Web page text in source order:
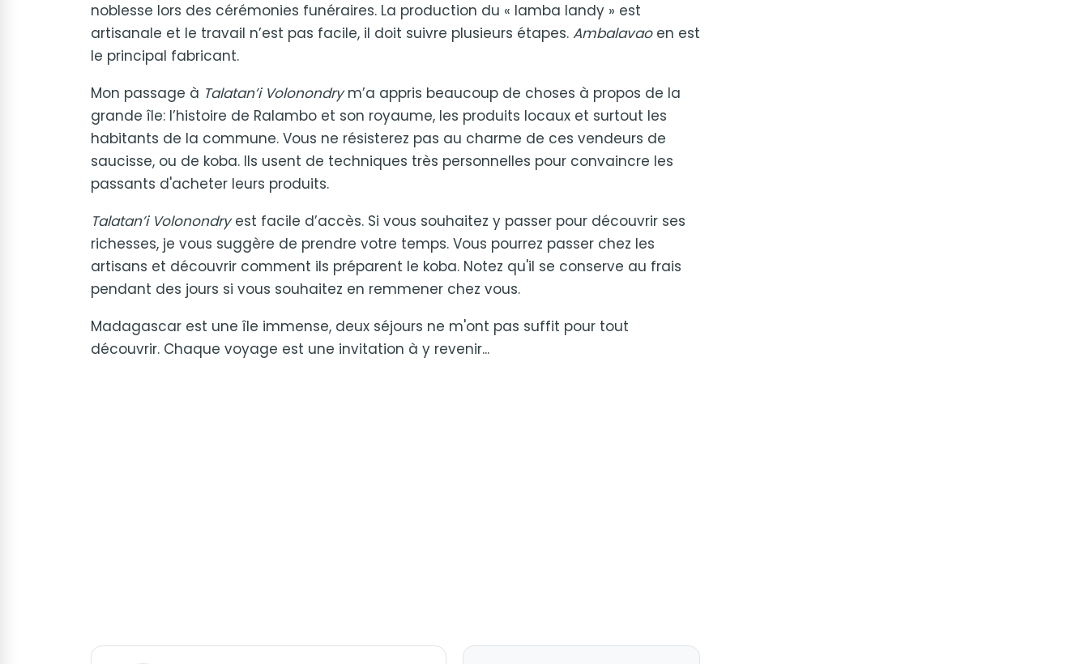
noblesse lors des cérémonies funéraires. La production du « lamba landy » est
artisanale et le travail n’est pas facile, il doit suivre plusieurs étapes. Ambalavaoen est
le principal fabricant.
Mon passage à Talatan’i Volonondrym’a appris beaucoup de choses à propos de la
grande île: l’histoire de Ralambo et son royaume, les produits locaux et surtout les
habitants de la commune. Vous ne résisterez pas au charme de ces vendeurs de
saucisse, ou de koba. Ils usent de techniques très personnelles pour convaincre les
passants d'acheter leurs produits.
Talatan’i Volonondryest facile d’accès. Si vous souhaitez y passer pour découvrir ses
richesses, je vous suggère de prendre votre temps. Vous pourrez passer chez les
artisans et découvrir comment ils préparent le koba. Notez qu'il se conserve au frais
pendant des jours si vous souhaitez en remmener chez vous.
Madagascar est une île immense, deux séjours ne m'ont pas suffit pour tout
découvrir. Chaque voyage est une invitation à y revenir...